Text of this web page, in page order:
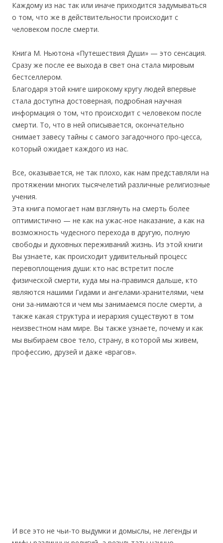
Каждому из нас так или иначе приходится задумываться
о том, что же в действительности происходит с
человеком после смерти.
Книга М. Ньютона «Путешествия Души» — это сенсация.
Сразу же после ее выхода в свет она стала мировым
бестселлером.
Благодаря этой книге широкому кругу людей впервые
стала доступна достоверная, подробная научная
информация о том, что происходит с человеком после
смерти. То, что в ней описывается, окончательно
снимает завесу тайны с самого загадочного про-цесса,
который ожидает каждого из нас.
Все, оказывается, не так плохо, как нам представляли на
протяжении многих тысячелетий различные религиозные
учения.
Эта книга помогает нам взглянуть на смерть более
оптимистично — не как на ужас-ное наказание, а как на
возможность чудесного перехода в другую, полную
свободы и духовных переживаний жизнь. Из этой книги
Вы узнаете, как происходит удивительный процесс
перевоплощения души: кто нас встретит после
физической смерти, куда мы на-правимся дальше, кто
являются нашими Гидами и ангелами-хранителями, чем
они за-нимаются и чем мы занимаемся после смерти, а
также какая структура и иерархия существуют в том
неизвестном нам мире. Вы также узнаете, почему и как
мы выбираем свое тело, страну, в которой мы живем,
профессию, друзей и даже «врагов».
И все это не чьи-то выдумки и домыслы, не легенды и